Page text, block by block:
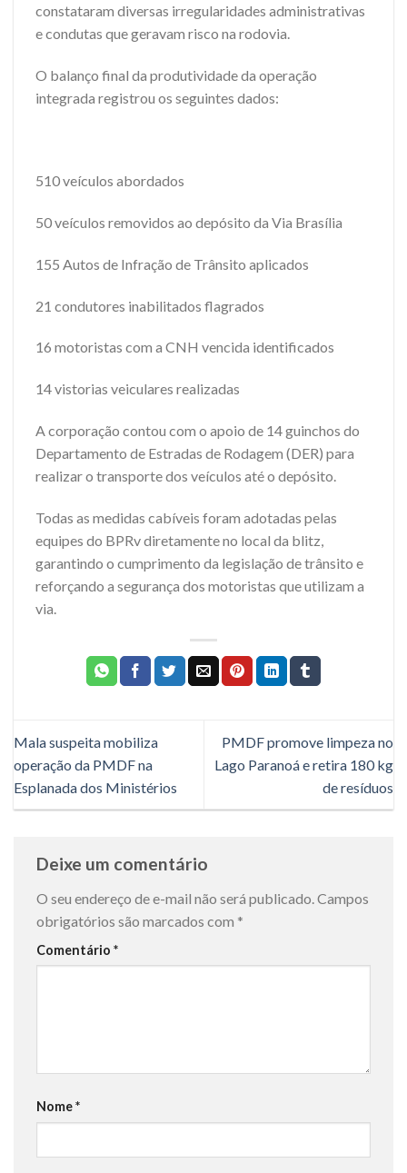
constataram diversas irregularidades administrativas
e condutas que geravam risco na rodovia.
O balanço final da produtividade da operação
integrada registrou os seguintes dados:
510 veículos abordados
50 veículos removidos ao depósito da Via Brasília
155 Autos de Infração de Trânsito aplicados
21 condutores inabilitados flagrados
16 motoristas com a CNH vencida identificados
14 vistorias veiculares realizadas
A corporação contou com o apoio de 14 guinchos do
Departamento de Estradas de Rodagem (DER) para
realizar o transporte dos veículos até o depósito.
Todas as medidas cabíveis foram adotadas pelas
equipes do BPRv diretamente no local da blitz,
garantindo o cumprimento da legislação de trânsito e
reforçando a segurança dos motoristas que utilizam a
via.
Mala suspeita mobiliza
operação da PMDF na
Esplanada dos Ministérios
PMDF promove limpeza no
Lago Paranoá e retira 180 kg
de resíduos
Deixe um comentário
O seu endereço de e-mail não será publicado. Campos
obrigatórios são marcados com *
Comentário *
Nome*